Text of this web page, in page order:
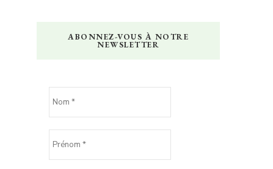
ABONNEZ-VOUS À NOTRE
NEWSLETTER